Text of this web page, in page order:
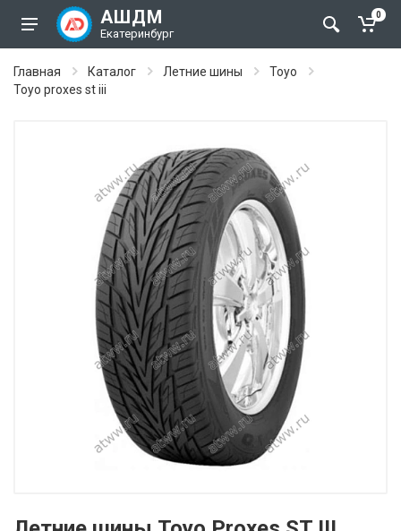
АШДМ
Екатеринбург
0
Главная Каталог Летние шины
Toyo
Toyo proxes st iii